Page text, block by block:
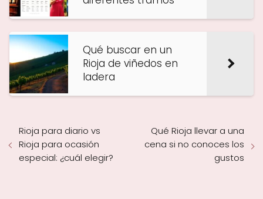
Qué buscar en un
Rioja de viñedos en
ladera
Rioja para diario vs
Rioja para ocasión
especial: ¿cuál elegir?
Qué Rioja llevar a una
cena si no conoces los
gustos